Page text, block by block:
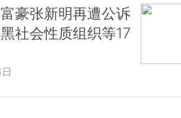
豪张新明再遭公诉
社会性质组织等17